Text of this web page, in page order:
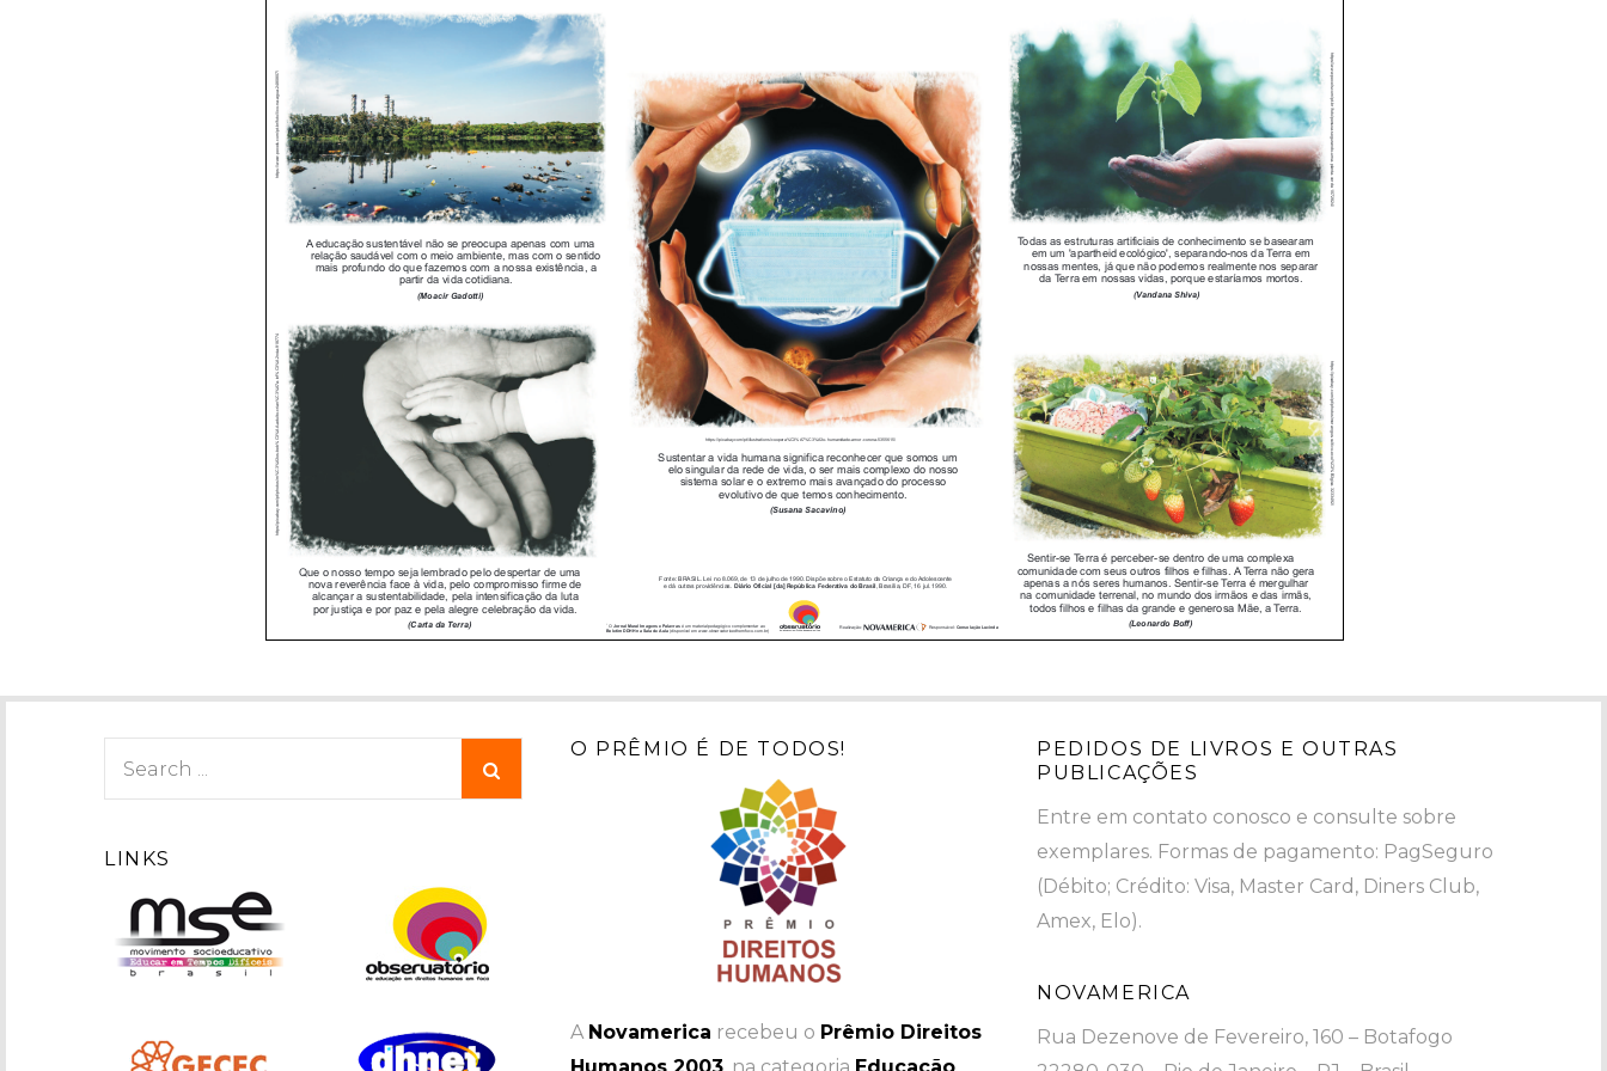
Search
LINKS
O PRÊMIO É DE TODOS!
A Novamerica recebeu o Prêmio Direitos
PEDIDOS DE LIVROS E OUTRAS
PUBLICAÇÕES
Entre em contato conosco e consulte sobre
exemplares. Formas de pagamento: PagSeguro
(Débito; Crédito: Visa, Master Card, Diners Club,
Amex, Elo).
NOVAMERICA
Rua Dezenove de Fevereiro, 160 – Botafogo